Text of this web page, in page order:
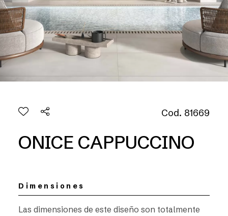
Cod. 81669
ONICE CAPPUCCINO
Dimensiones
Las dimensiones de este diseño son totalmente